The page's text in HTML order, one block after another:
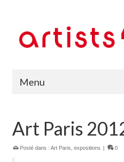
Menu
Art Paris
Posté dans : Art Paris expositions 0